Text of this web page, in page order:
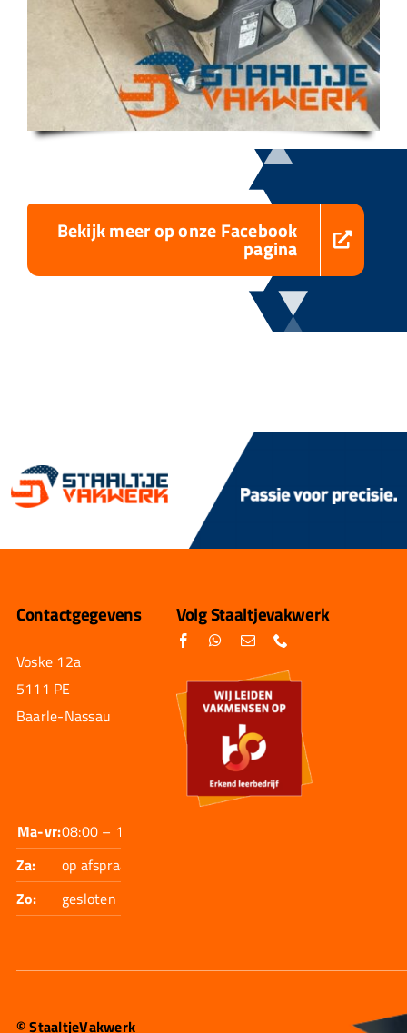
Bekijk meer op onze Facebook
pagina
Contactgegevens
Voske 12a
5111 PE
Baarle-Nassau
Ma-vr:08:00 – 17:30
Za:
op afspraak
Zo:
gesloten
Volg Staaltjevakwerk
© StaaltjeVakwerk